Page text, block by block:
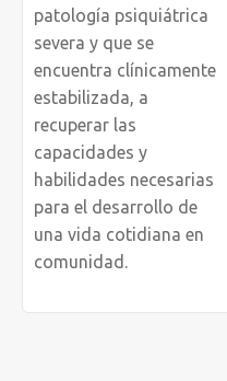
patología psiquiátrica
severa y que se
encuentra clínicamente
estabilizada, a
recuperar las
capacidades y
habilidades necesarias
para el desarrollo de
una vida cotidiana en
comunidad.